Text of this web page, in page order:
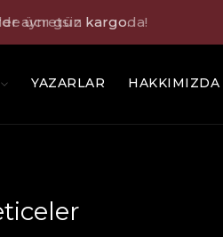
aynı gün kargoda!
YAZARLAR HAKKIMIZDA